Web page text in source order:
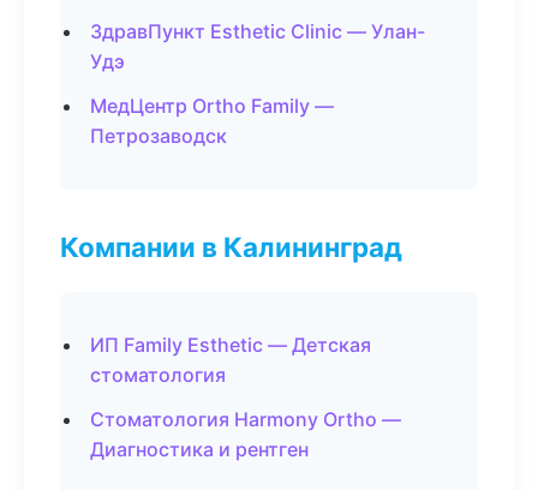
ЗдравПункт Esthetic Clinic — Улан-
Удэ
МедЦентр Ortho Family —
Петрозаводск
Компании в Калининград
ИП Family Esthetic — Детская
стоматология
Стоматология Harmony Ortho —
Диагностика и рентген